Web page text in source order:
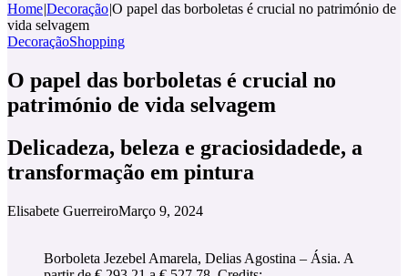
Home|Decoração|O papel das borboletas é crucial no património de
vida selvagem
DecoraçãoShopping
O papel das borboletas é crucial no
património de vida selvagem
Delicadeza, beleza e graciosidadede, a
transformação em pintura
Elisabete GuerreiroMarço 9, 2024
Borboleta Jezebel Amarela, Delias Agostina – Ásia. A